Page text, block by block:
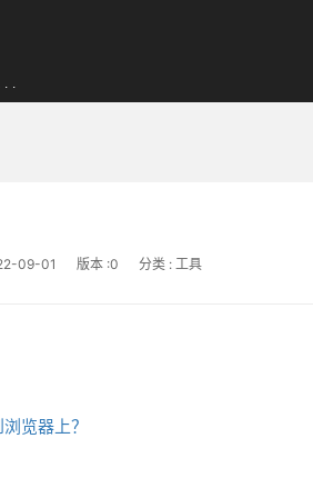
09-01 版本 :0 分类 : 工具
览器上？